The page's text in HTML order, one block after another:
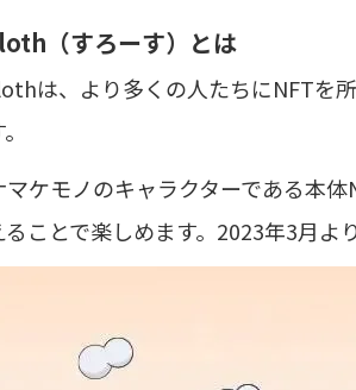
（すろーす）とは
は、より多くの人たちにNFTを
マケモノのキャラクターである本
ることで楽しめます。2023年3月よ